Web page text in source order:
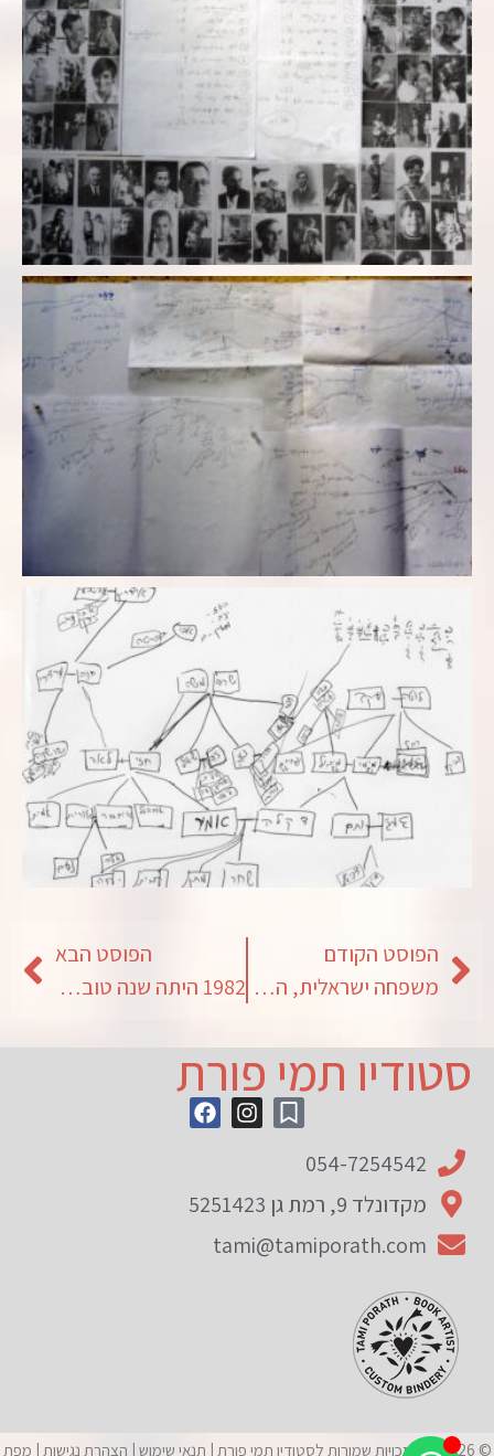
הפוסט הקודם
משפחה ישראלית, המושג הפרוץ
הפוסט הבא
1982 היתה שנה טובה לאהבה
סטודיו תמי פורת
054-7254542
מקדונלד 9, רמת גן 5251423
tami@tamiporath.com
© 2026 כל הזכויות שמורות לסטודיו תמי פורת | תנאי שימוש | הצהרת נגישות | מפת